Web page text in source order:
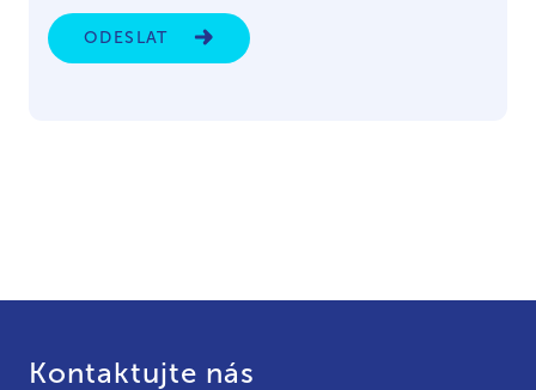
ODESLAT
Kontaktujte nás